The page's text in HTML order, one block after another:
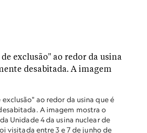
exclusão" ao redor da usina que é
A imagem mostra o
Unidade 4 da usina nuclear de
visitada entre 3 e 7 de junho de